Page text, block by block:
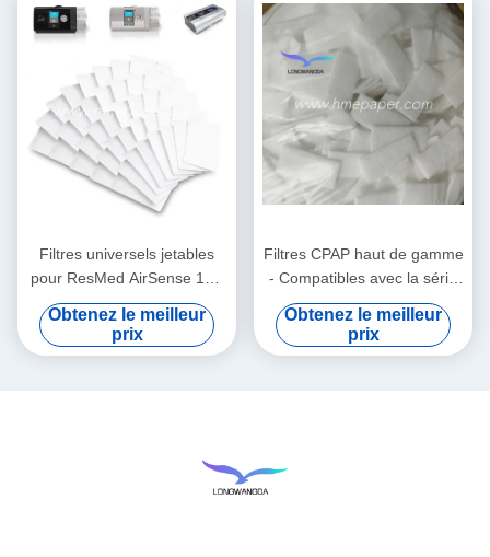
Filtres universels jetables
pour ResMed AirSense 10 -
AirCurve 10 - S9 - AirStart
Obtenez le meilleur
prix
Filtres CPAP haut de gamme
- Compatibles avec la série
de fournitures Airsense 11
Obtenez le meilleur
prix